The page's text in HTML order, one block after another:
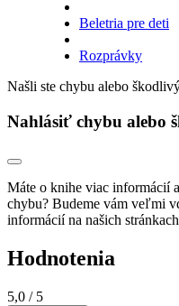
Beletria pre deti
Rozprávky
Našli ste chybu alebo
Nahlásiť chybu alebo
Máte o knihe viac informácií
chybu? Budeme vám veľmi
informácií na našich
Hodnotenia
5,0 / 5